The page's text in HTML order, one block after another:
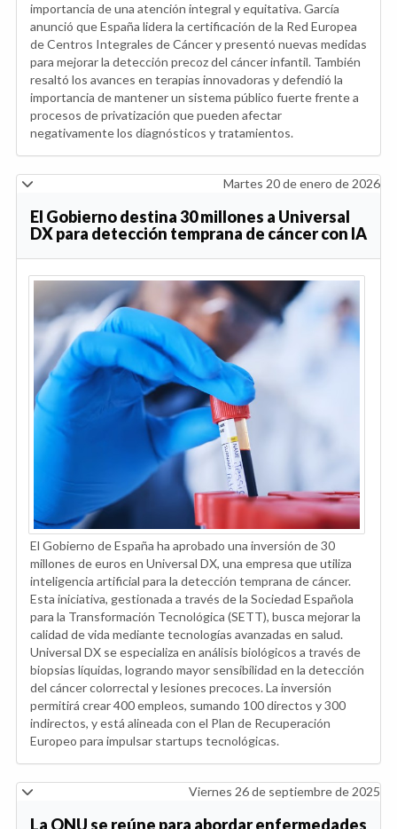
importancia de una atención integral y equitativa. García
anunció que España lidera la certificación de la Red Europea
de Centros Integrales de Cáncer y presentó nuevas medidas
para mejorar la detección precoz del cáncer infantil. También
resaltó los avances en terapias innovadoras y defendió la
importancia de mantener un sistema público fuerte frente a
procesos de privatización que pueden afectar
negativamente los diagnósticos y tratamientos.
Martes 20 de enero de 2026
El Gobierno destina 30 millones a Universal
DX para detección temprana de cáncer con IA
El Gobierno de España ha aprobado una inversión de 30
millones de euros en Universal DX, una empresa que utiliza
inteligencia artificial para la detección temprana de cáncer.
Esta iniciativa, gestionada a través de la Sociedad Española
para la Transformación Tecnológica (SETT), busca mejorar la
calidad de vida mediante tecnologías avanzadas en salud.
Universal DX se especializa en análisis biológicos a través de
biopsias líquidas, logrando mayor sensibilidad en la detección
del cáncer colorrectal y lesiones precoces. La inversión
permitirá crear 400 empleos, sumando 100 directos y 300
indirectos, y está alineada con el Plan de Recuperación
Europeo para impulsar startups tecnológicas.
Viernes 26 de septiembre de 2025
La ONU se reúne para abordar enfermedades